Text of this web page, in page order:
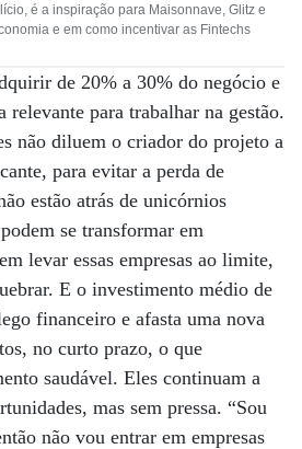
é a inspiração para Maisonnave, Glitz e
e em como incentivar as Fintechs
de 20% a 30% do negócio e
relevante para trabalhar na gestão.
não diluem o criador do projeto a
para evitar a perda de
estão atrás de unicórnios
se transformar em
levar essas empresas ao limite,
E o investimento médio de
financeiro e afasta uma nova
no curto prazo, o que
saudável. Eles continuam a
mas sem pressa. “Sou
não vou entrar em empresas